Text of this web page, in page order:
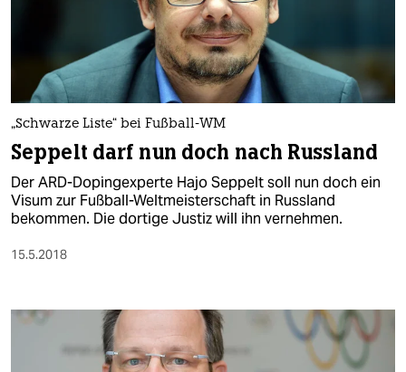
„Schwarze Liste“ bei Fußball-WM
Seppelt darf nun doch nach Russland
Der ARD-Dopingexperte Hajo Seppelt soll nun doch ein
Visum zur Fußball-Weltmeisterschaft in Russland
bekommen. Die dortige Justiz will ihn vernehmen.
15.5.2018